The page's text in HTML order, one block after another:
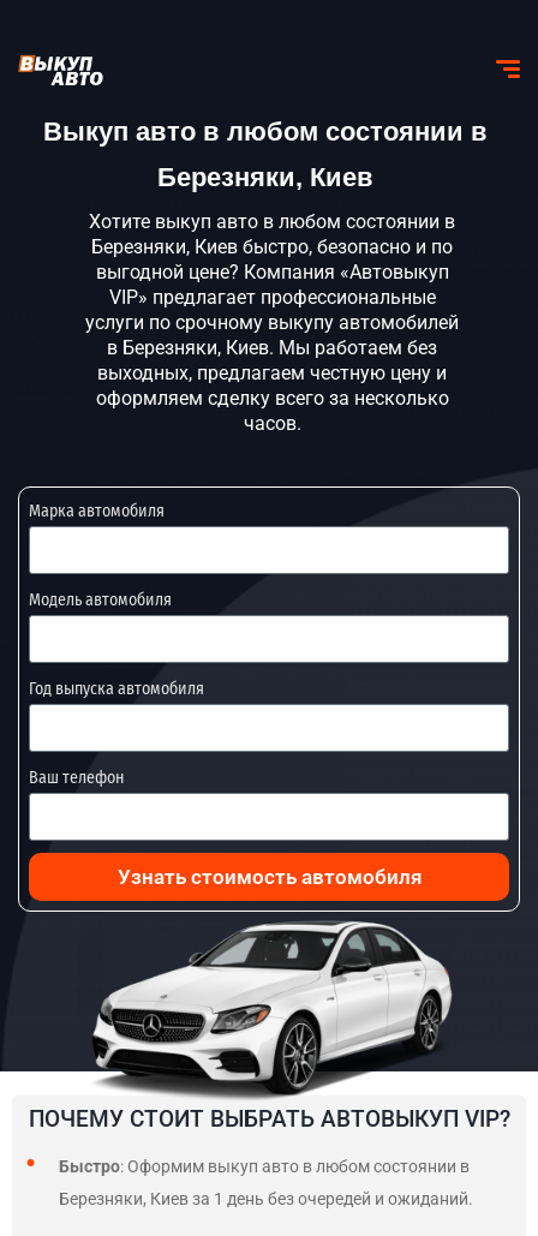
Выкуп авто в любом состоянии в
Березняки, Киев
Хотите выкуп авто в любом состоянии в
Березняки, Киев быстро, безопасно и по
выгодной цене? Компания «Автовыкуп
VIP» предлагает профессиональные
услуги по срочному выкупу автомобилей
в Березняки, Киев. Мы работаем без
выходных, предлагаем честную цену и
оформляем сделку всего за несколько
часов.
Марка автомобиля
Модель автомобиля
Год выпуска автомобиля
Ваш телефон
Узнать стоимость автомобиля
ПОЧЕМУ СТОИТ ВЫБРАТЬ АВТОВЫКУП VIP?
Быстро: Оформим выкуп авто в любом состоянии в
Березняки, Киев за 1 день без очередей и ожиданий.